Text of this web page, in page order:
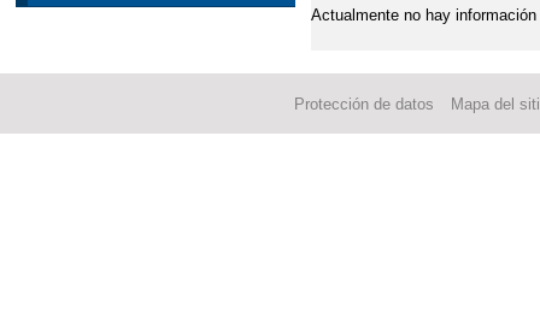
Actualmente no hay
Protección de datos Mapa del